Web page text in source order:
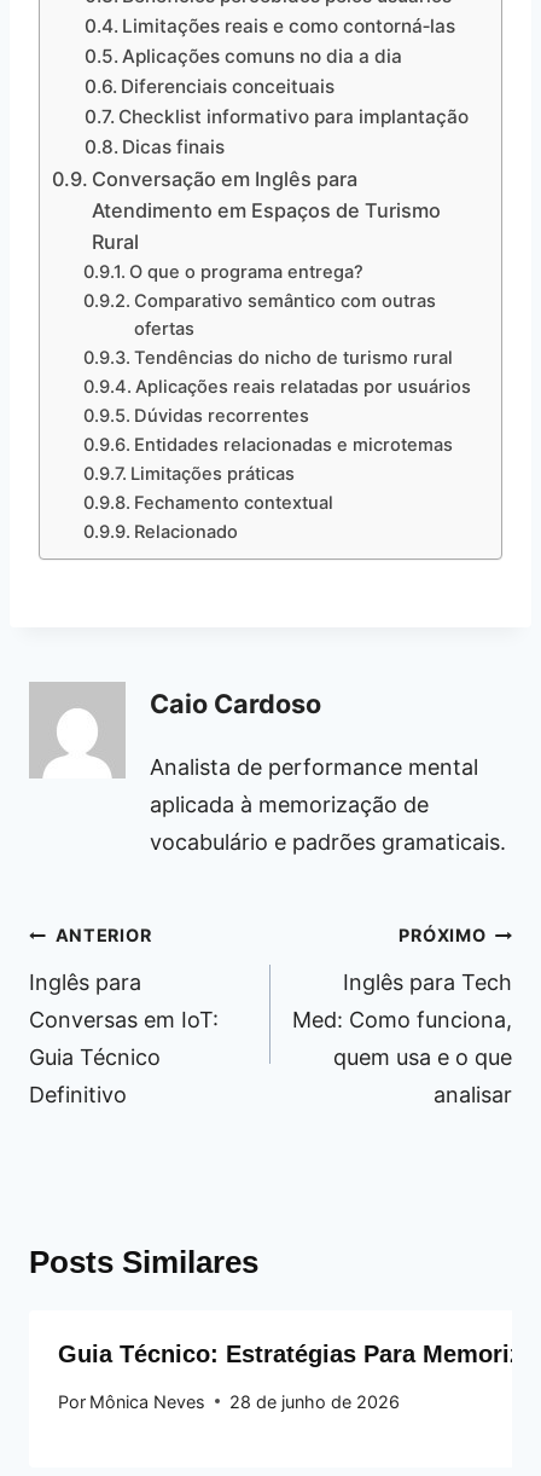
Limitações reais e como contorná‑las
Aplicações comuns no dia a dia
Diferenciais conceituais
Checklist informativo para implantação
Dicas finais
Conversação em Inglês para
Atendimento em Espaços de Turismo
Rural
O que o programa entrega?
Comparativo semântico com outras
ofertas
Tendências do nicho de turismo rural
Aplicações reais relatadas por usuários
Dúvidas recorrentes
Entidades relacionadas e microtemas
Limitações práticas
Fechamento contextual
Relacionado
Caio Cardoso
Analista de performance mental
aplicada à memorização de
vocabulário e padrões gramaticais.
Navegação
de
Post
ANTERIOR
Inglês para
Conversas em IoT:
Guia Técnico
Definitivo
PRÓXIMO
Inglês para Tech
Med: Como funciona,
quem usa e o que
analisar
Posts Similares
Guia Técnico: Estratégias Para
Por Mônica Neves 28 de junho de 2026